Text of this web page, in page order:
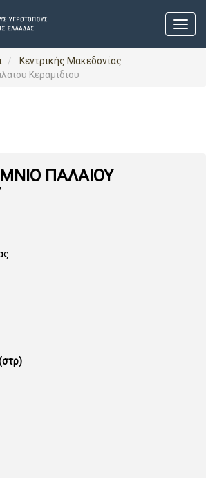
Κεντρικής Μακεδονίας
Κεραμιδιου
ΠΑΛΑΙΟΥ